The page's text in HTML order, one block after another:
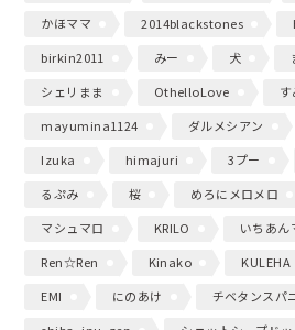
かほママ
2014blackstones
birkin2011
みー 犬
シェリまま
OthelloLove
mayumina1124
ダルメシアン
Izuka
himajuri 3プー
るぷみ
桜 めろにメロメロ
マシュマロ
KRILO いちあん
Ren☆Ren
Kinako KULEHA
EMI
にのあけ
チベタンスパ